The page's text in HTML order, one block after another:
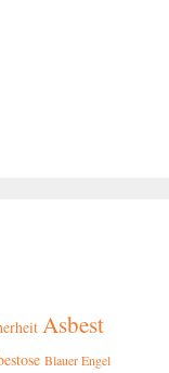
Asbest
Blauer Engel